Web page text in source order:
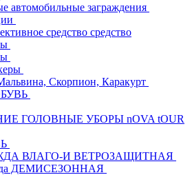
автомобильные заграждения
средство средство
Скорпион, Каракурт
ГОЛОВНЫЕ УБОРЫ nOVA tOUR
ВЛАГО-И ВЕТРОЗАЩИТНАЯ
ДЕМИСЕЗОННАЯ